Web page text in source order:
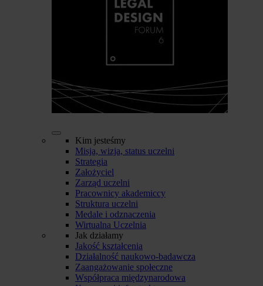
Kim jesteśmy
Misja, wizja, status uczelni
Strategia
Założyciel
Zarząd uczelni
Pracownicy akademiccy
Struktura uczelni
Medale i odznaczenia
Wirtualna Uczelnia
Jak działamy
Jakość kształcenia
Działalność naukowo-badawcza
Zaangażowanie społeczne
Współpraca międzynarodowa